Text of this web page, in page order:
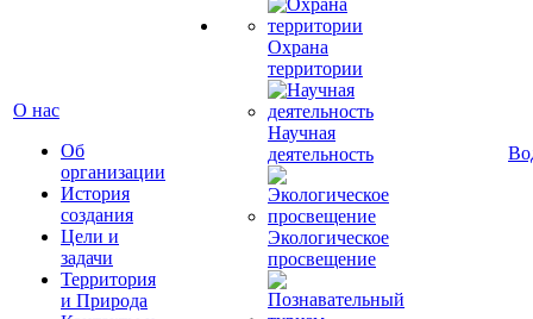
О нас
Об
организации
История
создания
Цели и
задачи
Территория
и Природа
Охрана
территории
Научная
деятельность
Экологическое
просвещение